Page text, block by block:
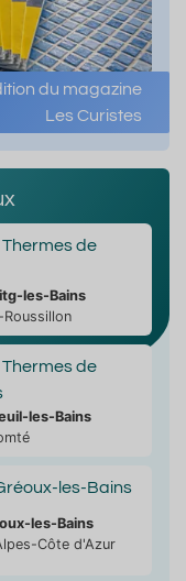
du magazine
Les Curistes
de
les-Bains
Roussillon
de
les-Bains
les-Bains
les-Bains
Côte d'Azur